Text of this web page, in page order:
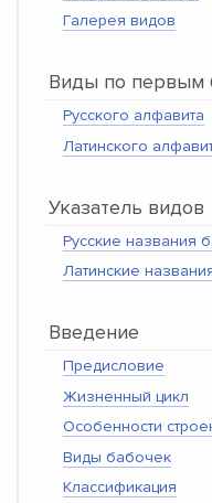
Галерея видов
Виды по первым
Русского алфавита
Латинского
Указатель видов
Русские названия
Латинские
Введение
Предисловие
Жизненный цикл
Особенности
Виды бабочек
Классификация